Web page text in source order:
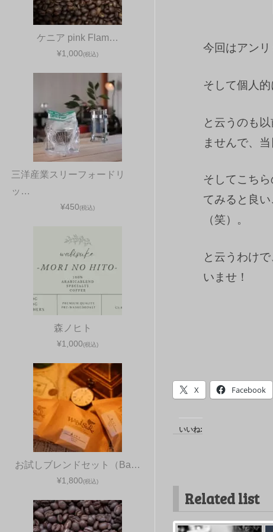
今回はアン
そして個人的
と云うのも
ませんで、
そしてこち
てみると良
（笑）。
と云うわけ
いませ！
X Facebook
いいね:
Related list
ケニア pink Flam…
¥1,000(税込)
三洋産業スリーフォードリ
ッ…
¥450(税込)
森ノヒト
¥1,000(税込)
お試しブレンドセット（Ba…
¥1,800(税込)